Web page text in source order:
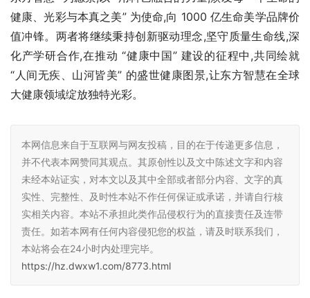
健康、光彩与本真之美” 为使命,向 1000 亿生命美学品牌价
值冲锋。两者将继续秉持创新驱动理念,坚守质量生命线,深
化产学研合作,在推动 “健康中国” 建设的征程中,共同绘就
“人间无疾、山河皆美” 的盛世健康图景,让东方智慧在全球
大健康领域绽放独特光彩。
本网信息来自于互联网与网友投稿，目的在于传递更多信息，
并不代表本网赞同其观点。其原创性以及文中陈述文字和内容
未经本站证实，对本文以及其中全部或者部分内容、文字的真
实性、完整性、及时性本站不作任何保证或承诺，并请自行核
实相关内容。本站不承担此类作品侵权行为的直接责任及连带
责任。如若本网有任何内容侵犯您的权益，请及时联系我们，
本站将会在24小时内处理完毕。
https://hz.dwxw1.com/8773.html